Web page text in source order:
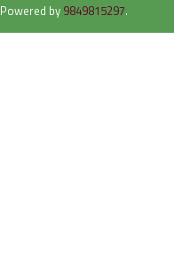
Powered by 9849815297.